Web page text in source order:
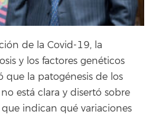
de la Covid-19, la
y los factores genéticos
que la patogénesis de los
está clara y disertó sobre
que indican qué variaciones